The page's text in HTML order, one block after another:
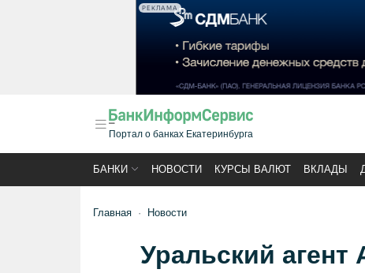
РЕКЛАМА
Портал о банках Екатеринбурга
БАНКИ НОВОСТИ КУРСЫ ВАЛЮТ ВКЛАДЫ
Главная Новости
Уральский агент